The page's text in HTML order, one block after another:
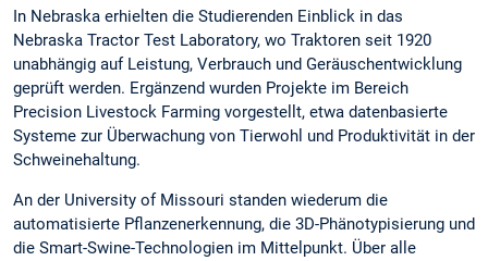
In Nebraska erhielten die Studierenden Einblick in das
Nebraska Tractor Test Laboratory, wo Traktoren seit 1920
unabhängig auf Leistung, Verbrauch und Geräuschentwicklung
geprüft werden. Ergänzend wurden Projekte im Bereich
Precision Livestock Farming vorgestellt, etwa datenbasierte
Systeme zur Überwachung von Tierwohl und Produktivität in der
Schweinehaltung.​
An der University of Missouri standen wiederum die
automatisierte Pflanzenerkennung, die 3D-Phänotypisierung und
die Smart-Swine-Technologien im Mittelpunkt. Über alle